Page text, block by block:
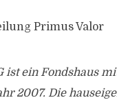
Primus Valor
ist ein Fondshaus
2007. Die